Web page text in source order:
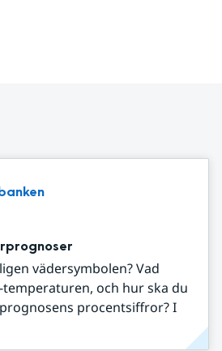
vädersymbolen? Vad
temperaturen, och hur ska du
procentsiffror? I